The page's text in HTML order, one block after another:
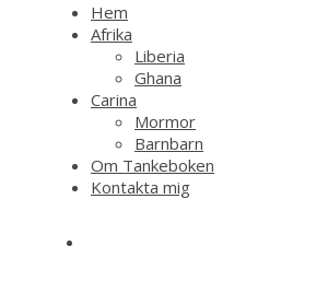
Hem
Afrika
Liberia
Ghana
Carina
Mormor
Barnbarn
Om Tankeboken
Kontakta mig